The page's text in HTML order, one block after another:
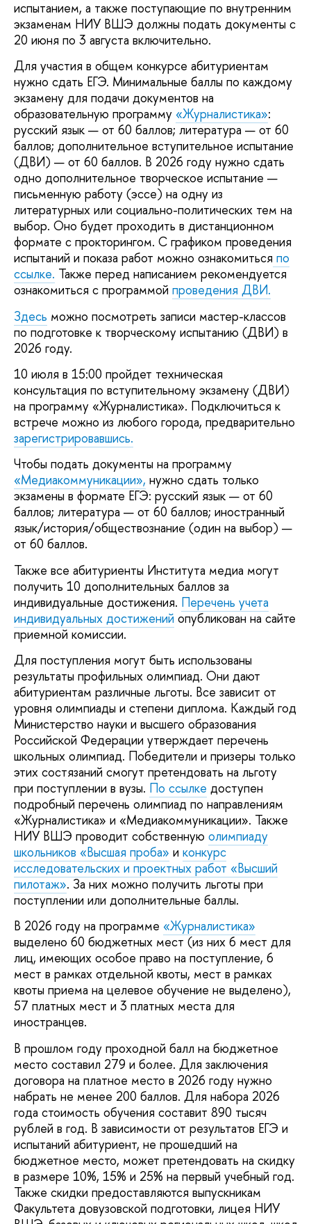
испытанием, а также поступающие по внутренним
экзаменам НИУ ВШЭ должны подать документы с
20 июня по 3 августа включительно.
Для участия в общем конкурсе абитуриентам
нужно сдать ЕГЭ. Минимальные баллы по каждому
экзамену для подачи документов на
образовательную программу «Журналистика»:
русский язык — от 60 баллов; литература — от 60
баллов; дополнительное вступительное испытание
(ДВИ) — от 60 баллов. В 2026 году нужно сдать
одно дополнительное творческое испытание —
письменную работу (эссе) на одну из
литературных или социально-политических тем на
выбор. Оно будет проходить в дистанционном
формате с прокторингом. С графиком проведения
испытаний и показа работ можно ознакомиться по
ссылке. Также перед написанием рекомендуется
ознакомиться с программой проведения ДВИ.
Здесь можно посмотреть записи мастер-классов
по подготовке к творческому испытанию (ДВИ) в
2026 году.
10 июля в 15:00 пройдет техническая
консультация по вступительному экзамену (ДВИ)
на программу «Журналистика». Подключиться к
встрече можно из любого города, предварительно
зарегистрировавшись.
Чтобы подать документы на программу
«Медиакоммуникации», нужно сдать только
экзамены в формате ЕГЭ: русский язык — от 60
баллов; литература — от 60 баллов; иностранный
язык/история/обществознание (один на выбор) —
от 60 баллов.
Также все абитуриенты Института медиа могут
получить 10 дополнительных баллов за
индивидуальные достижения. Перечень учета
индивидуальных достижений опубликован на сайте
приемной комиссии.
Для поступления могут быть использованы
результаты профильных олимпиад. Они дают
абитуриентам различные льготы. Все зависит от
уровня олимпиады и степени диплома. Каждый год
Министерство науки и высшего образования
Российской Федерации утверждает перечень
школьных олимпиад. Победители и призеры только
этих состязаний смогут претендовать на льготу
при поступлении в вузы. По ссылке доступен
подробный перечень олимпиад по направлениям
«Журналистика» и «Медиакоммуникации». Также
НИУ ВШЭ проводит собственную олимпиаду
школьников «Высшая проба» и конкурс
исследовательских и проектных работ «Высший
пилотаж». За них можно получить льготы при
поступлении или дополнительные баллы.
В 2026 году на программе «Журналистика»
выделено 60 бюджетных мест (из них 6 мест для
лиц, имеющих особое право на поступление, 6
мест в рамках отдельной квоты, мест в рамках
квоты приема на целевое обучение не выделено),
57 платных мест и 3 платных места для
иностранцев.
В прошлом году проходной балл на бюджетное
место составил 279 и более. Для заключения
договора на платное место в 2026 году нужно
набрать не менее 200 баллов. Для набора 2026
года стоимость обучения составит 890 тысяч
рублей в год. В зависимости от результатов ЕГЭ и
испытаний абитуриент, не прошедший на
бюджетное место, может претендовать на скидку
в размере 10%, 15% и 25% на первый учебный год.
Также скидки предоставляются выпускникам
Факультета довузовской подготовки, лицея НИУ